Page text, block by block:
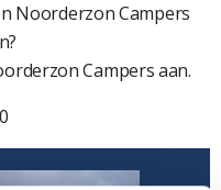
Noorderzon Campers
Campers aan.